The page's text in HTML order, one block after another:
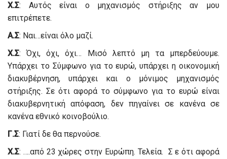
Χ.Σ: Αυτός είναι ο μηχανισμός στήριξης αν μου
επιτρέπετε.
Α.Σ: Ναι…είναι όλο μαζί.
Χ.Σ: Όχι, όχι, όχι… Μισό λεπτό μη τα μπερδεύουμε.
Υπάρχει το Σύμφωνο για το ευρώ, υπάρχει η οικονομική
διακυβέρνηση, υπάρχει και ο μόνιμος μηχανισμός
στήριξης. Σε ότι αφορά το σύμφωνο για το ευρώ είναι
διακυβερνητική απόφαση, δεν πηγαίνει σε κανένα σε
κανένα εθνικό κοινοβούλιο.
Γ.Σ: Γιατί δε θα περνούσε.
Χ.Σ: ….από 23 χώρες στην Ευρώπη. Τελεία. Σ ε ότι αφορά